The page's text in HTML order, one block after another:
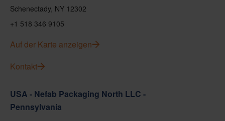
Schenectady, NY 12302
+1 518 346 9105
Auf der Karte anzeigen
Kontakt
USA - Nefab Packaging North LLC -
Pennsylvania